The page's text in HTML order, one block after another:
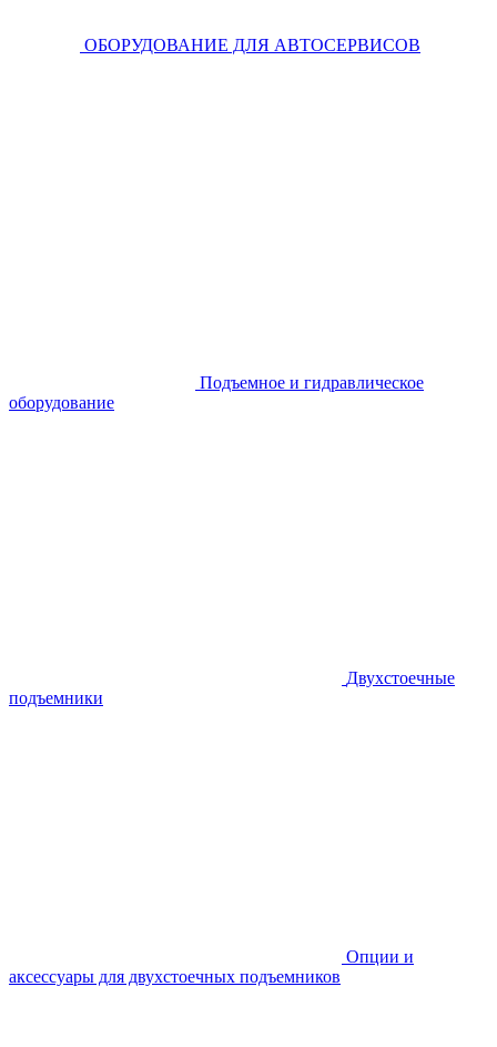
ОБОРУДОВАНИЕ ДЛЯ АВТОСЕРВИСОВ
Подъемное и гидравлическое
оборудование
Двухстоечные
подъемники
Опции и
аксессуары для двухстоечных подъемников